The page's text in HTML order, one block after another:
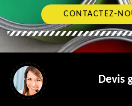
CONTACTEZ-
Devis